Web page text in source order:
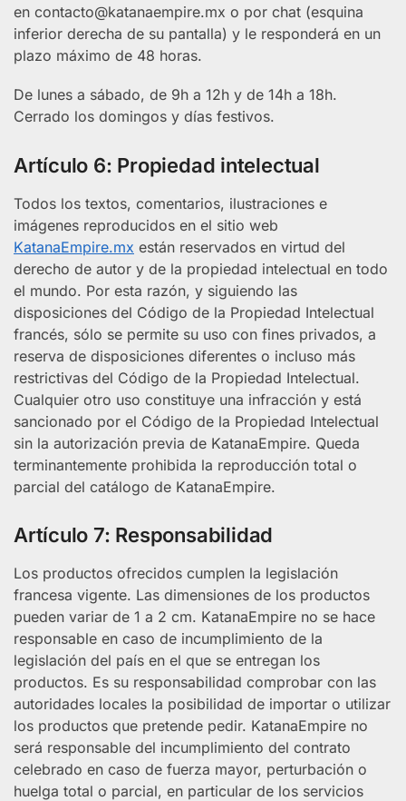
en contacto@katanaempire.mx o por chat (esquina
inferior derecha de su pantalla) y le responderá en un
plazo máximo de 48 horas.
De lunes a sábado, de 9h a 12h y de 14h a 18h.
Cerrado los domingos y días festivos.
Artículo 6: Propiedad intelectual
Todos los textos, comentarios, ilustraciones e
imágenes reproducidos en el sitio web
KatanaEmpire.mx están reservados en virtud del
derecho de autor y de la propiedad intelectual en todo
el mundo. Por esta razón, y siguiendo las
disposiciones del Código de la Propiedad Intelectual
francés, sólo se permite su uso con fines privados, a
reserva de disposiciones diferentes o incluso más
restrictivas del Código de la Propiedad Intelectual.
Cualquier otro uso constituye una infracción y está
sancionado por el Código de la Propiedad Intelectual
sin la autorización previa de KatanaEmpire. Queda
terminantemente prohibida la reproducción total o
parcial del catálogo de KatanaEmpire.
Artículo 7: Responsabilidad
Los productos ofrecidos cumplen la legislación
francesa vigente. Las dimensiones de los productos
pueden variar de 1 a 2 cm. KatanaEmpire no se hace
responsable en caso de incumplimiento de la
legislación del país en el que se entregan los
productos. Es su responsabilidad comprobar con las
autoridades locales la posibilidad de importar o utilizar
los productos que pretende pedir. KatanaEmpire no
será responsable del incumplimiento del contrato
celebrado en caso de fuerza mayor, perturbación o
huelga total o parcial, en particular de los servicios